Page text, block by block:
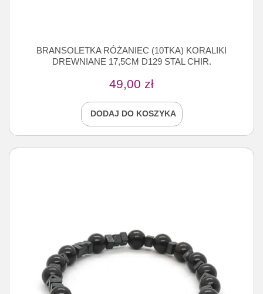
BRANSOLETKA RÓŻANIEC (10TKA) KORALIKI
DREWNIANE 17,5CM D129 STAL CHIR.
49,00 zł
DODAJ DO KOSZYKA